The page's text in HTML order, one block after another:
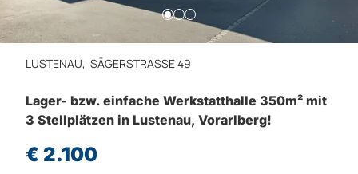
LUSTENAU, SÄGERSTRASSE 49
Lager- bzw. einfache Werkstatthalle 350m² mit
3 Stellplätzen in Lustenau, Vorarlberg!
€ 2.100